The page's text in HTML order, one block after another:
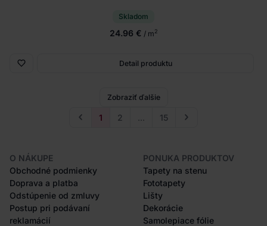
Skladom
24.96 € / m2
Detail produktu
Zobraziť ďalšie
1 2 15
O NÁKUPE
Obchodné podmienky
Doprava a platba
Odstúpenie od zmluvy
Postup pri podávaní
reklamácií
PONUKA PRODUKTOV
Tapety na stenu
Fototapety
Lišty
Dekorácie
Samolepiace fólie